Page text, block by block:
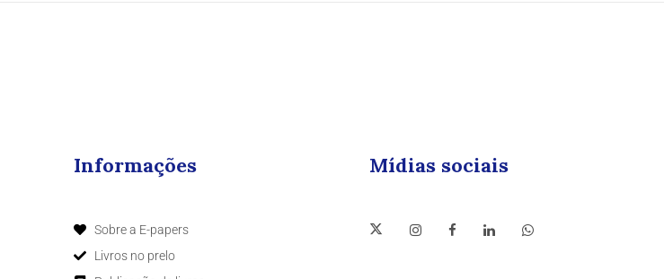
Informações
Sobre a E-papers
Livros no prelo
Mídias sociais